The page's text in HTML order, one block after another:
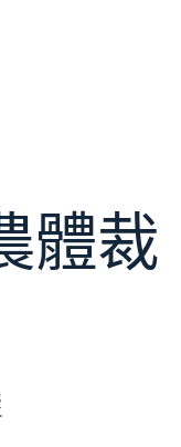
體裁